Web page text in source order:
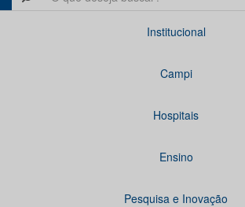
Institucional
Campi
Hospitais
Ensino
Pesquisa e Inovação